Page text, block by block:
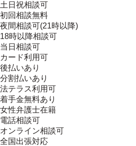
土日祝相談可
初回相談無料
夜間相談可(21時以降)
18時以降相談可
当日相談可
カード利用可
後払いあり
分割払いあり
法テラス利用可
着手金無料あり
女性弁護士在籍
電話相談可
オンライン相談可
全国出張対応